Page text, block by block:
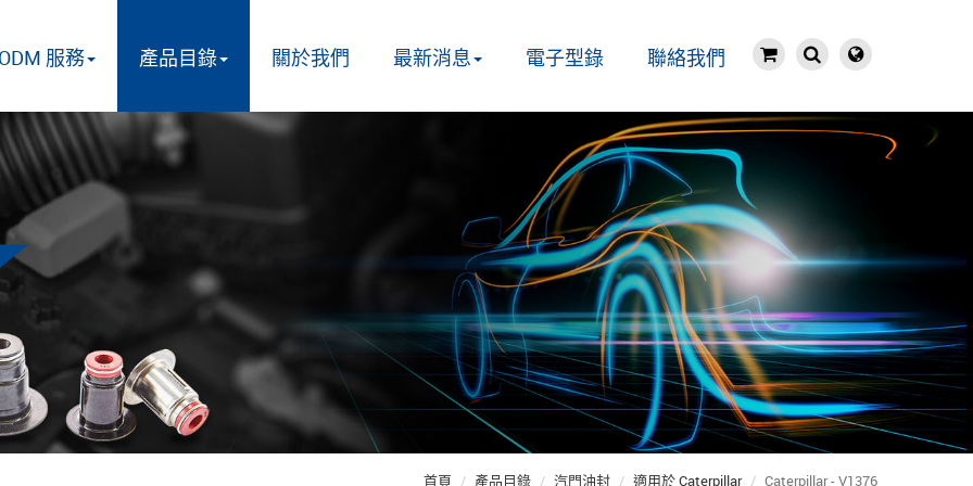
服務 產品目錄 關於我們 最新消息 電子型錄 聯絡我們
首頁 產品目錄 汽門油封 適用於 Caterpillar Caterpillar - V1376